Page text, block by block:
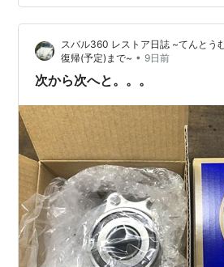
が届いてますね。 どうやら、
きた一番上のページが902170017の
で、そのま…
スバル360 レストア日誌 ~てんとう
復帰(予定)まで~ • 9日前
次から次へと。。。